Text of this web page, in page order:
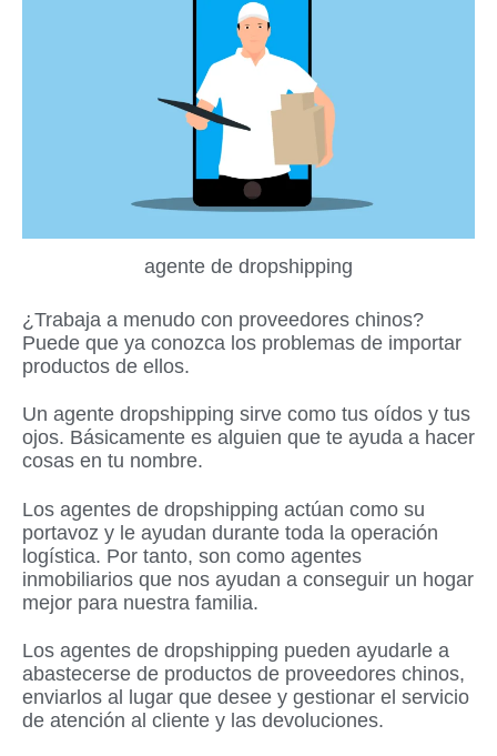
agente de dropshipping
¿Trabaja a menudo con proveedores chinos?
Puede que ya conozca los problemas de importar
productos de ellos.
Un agente dropshipping sirve como tus oídos y tus
ojos. Básicamente es alguien que te ayuda a hacer
cosas en tu nombre.
Los agentes de dropshipping actúan como su
portavoz y le ayudan durante toda la operación
logística. Por tanto, son como agentes
inmobiliarios que nos ayudan a conseguir un hogar
mejor para nuestra familia.
Los agentes de dropshipping pueden ayudarle a
abastecerse de productos de proveedores chinos,
enviarlos al lugar que desee y gestionar el servicio
de atención al cliente y las devoluciones.